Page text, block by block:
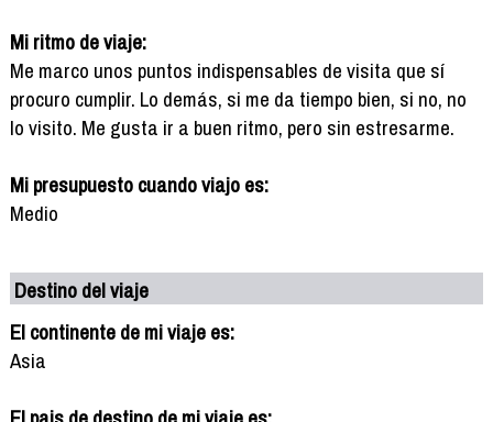
Mi ritmo de viaje:
Me marco unos puntos indispensables de visita que sí
procuro cumplir. Lo demás, si me da tiempo bien, si no, no
lo visito. Me gusta ir a buen ritmo, pero sin estresarme.
Mi presupuesto cuando viajo es:
Medio
Destino del viaje
El continente de mi viaje es:
Asia